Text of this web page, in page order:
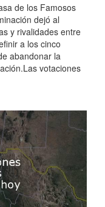
de los Famosos
dejó al
y rivalidades entre
a los cinco
abandonar la
votaciones